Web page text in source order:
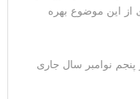
از این موضوع بهره
نوامبر سال جاری